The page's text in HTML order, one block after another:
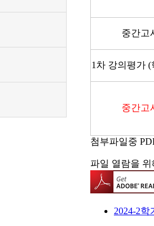
중간고
1차 강의평가
중간고
첨부파일중
파일 열람을
2024-2